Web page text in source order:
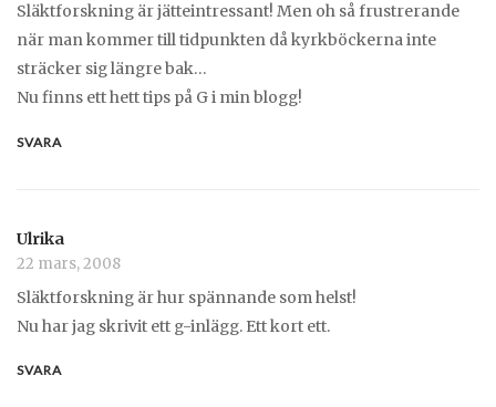
Släktforskning är jätteintressant! Men oh så frustrerande
när man kommer till tidpunkten då kyrkböckerna inte
sträcker sig längre bak…
Nu finns ett hett tips på G i min blogg!
SVARA
Ulrika
22 mars, 2008
Släktforskning är hur spännande som helst!
Nu har jag skrivit ett g-inlägg. Ett kort ett.
SVARA